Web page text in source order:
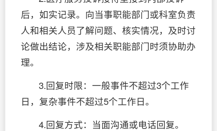
后，如实记录。向当事职能部门或科室负责
人和相关人员了解问题、核实情况，及时讨
论做出结论，涉及相关职能部门时须协助办
理。
3.回复时限：一般事件不超过3个工作
日，复杂事件不超过5个工作日。
4.回复方式：当面沟通或电话回复。